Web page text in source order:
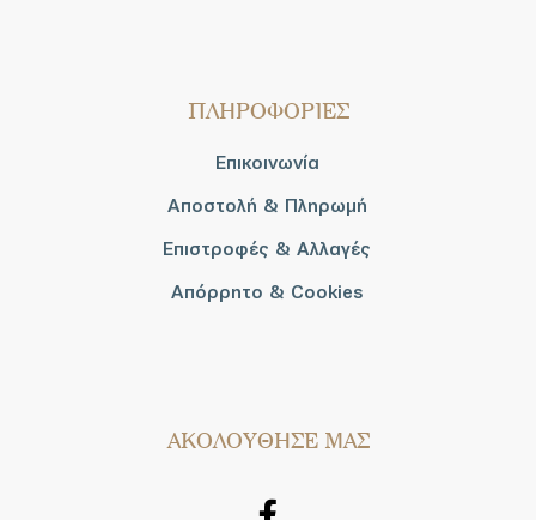
ΠΛΗΡΟΦΟΡΙΕΣ
Επικοινωνία
Αποστολή & Πληρωμή
Επιστροφές & Αλλαγές
Απόρρητο & Cookies
AΚΟΛΟΥΘΗΣΕ ΜΑΣ